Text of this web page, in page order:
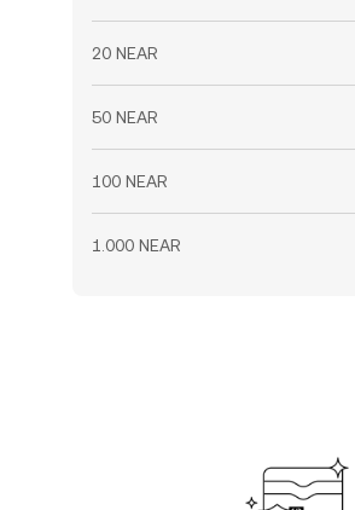
20 NEAR
50 NEAR
100 NEAR
1.000 NEAR